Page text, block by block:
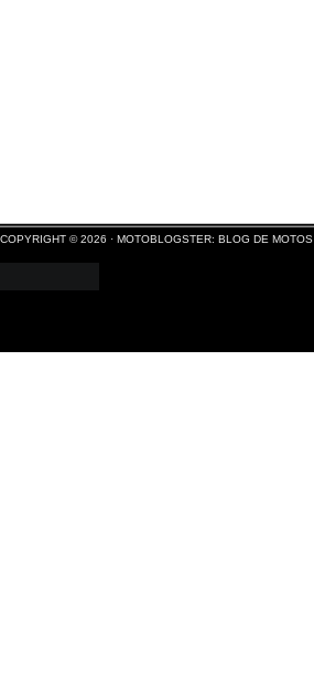
COPYRIGHT © 2026 · MOTOBLOGSTER: BLOG DE MOTOS